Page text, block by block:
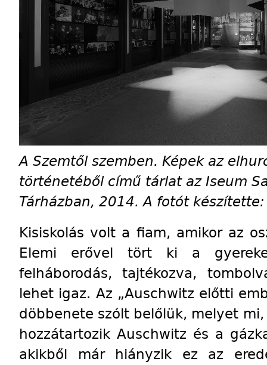
A Szemtől szemben. Képek az
történetéből című tárlat az Iseum
Tárházban, 2014. A fotót készítette:
Kisiskolás volt a fiam, amikor az
Elemi erővel tört ki a
felháborodás, tajtékozva,
lehet igaz. Az „Auschwitz előtti
döbbenete szólt belőlük, melyet
hozzátartozik Auschwitz és a
akikből már hiányzik ez az